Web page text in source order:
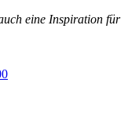
eine Inspiration für